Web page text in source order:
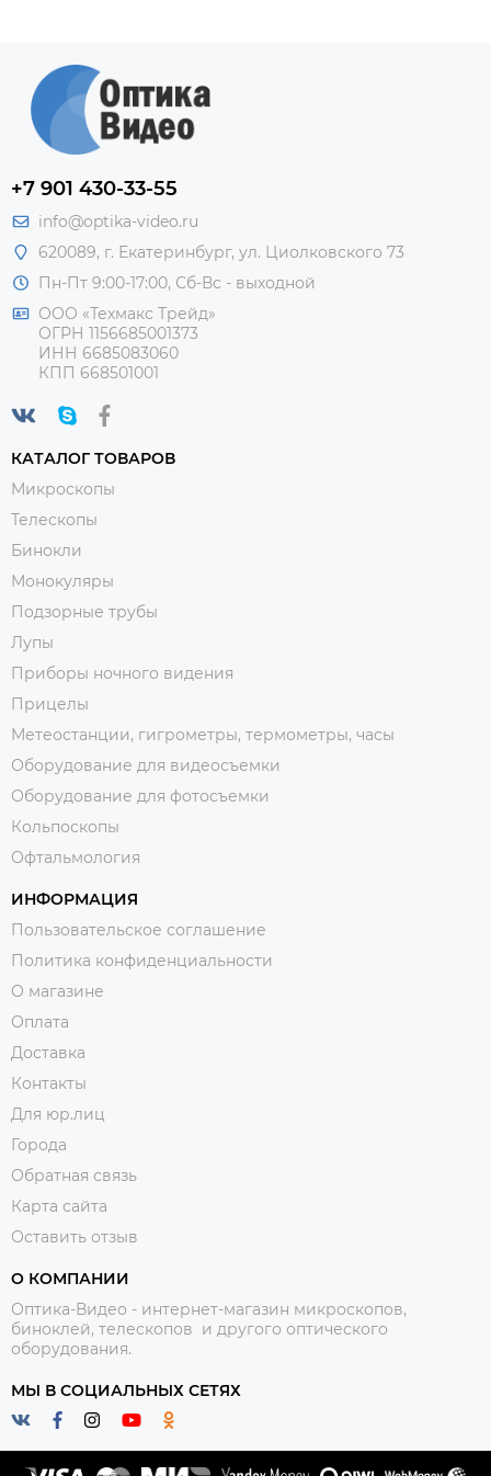
+7 901 430-33-55
info@optika-video.ru
620089, г. Екатеринбург, ул. Циолковского 73
Пн-Пт 9:00-17:00, Сб-Вс - выходной
ООО «Техмакс Трейд»
ОГРН 1156685001373
ИНН 6685083060
КПП 668501001
КАТАЛОГ ТОВАРОВ
Микроскопы
Телескопы
Бинокли
Монокуляры
Подзорные трубы
Лупы
Приборы ночного видения
Прицелы
Метеостанции, гигрометры, термометры, часы
Оборудование для видеосъемки
Оборудование для фотосъемки
Кольпоскопы
Офтальмология
ИНФОРМАЦИЯ
Пользовательское соглашение
Политика конфиденциальности
О магазине
Оплата
Доставка
Контакты
Для юр.лиц
Города
Обратная связь
Карта сайта
Оставить отзыв
О КОМПАНИИ
Оптика-Видео - интернет-магазин микроскопов,
биноклей, телескопов и другого оптического
оборудования.
МЫ В СОЦИАЛЬНЫХ СЕТЯХ